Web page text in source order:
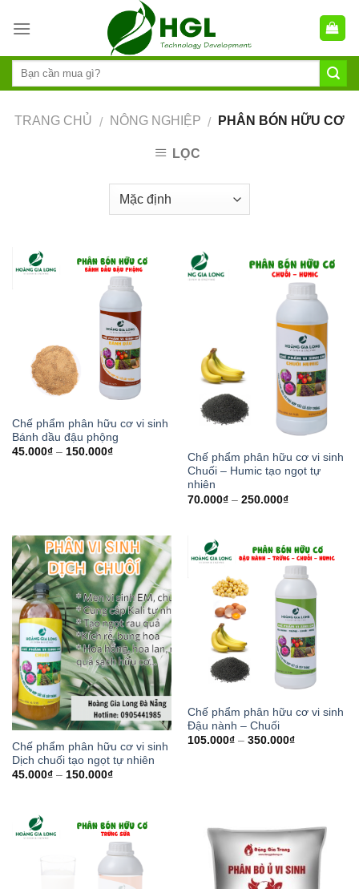
TRANG CHỦ / NÔNG NGHIỆP / PHÂN BÓN HỮU CƠ
LỌC
Chế phẩm phân hữu cơ vi sinh
Bánh dầu đậu phộng
45.000₫– 150.000₫
Chế phẩm phân hữu cơ vi sinh
Chuối – Humic tạo ngọt tự
nhiên
70.000₫– 250.000₫
Chế phẩm phân hữu cơ vi sinh
Dịch chuối tạo ngọt tự nhiên
45.000₫– 150.000₫
Chế phẩm phân hữu cơ vi sinh
Đậu nành – Chuối
105.000₫– 350.000₫